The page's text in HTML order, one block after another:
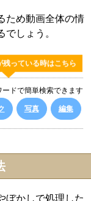
ため動画全体の情
しょう。
残っている時はこちら
ドで簡単検索できます
写真 編集
ぼかしで処理した